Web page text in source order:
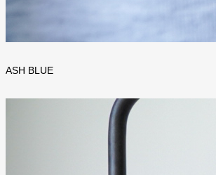
ASH BLUE